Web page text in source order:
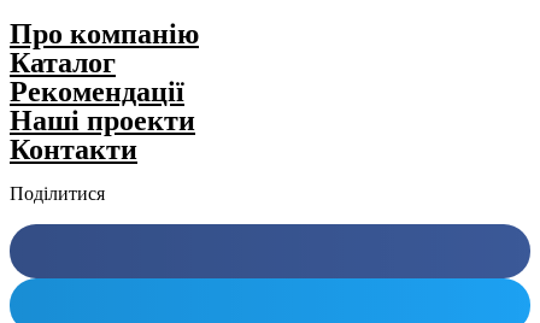
Про компанію
Каталог
Рекомендації
Нашi проекти
Контакти
Поділитися